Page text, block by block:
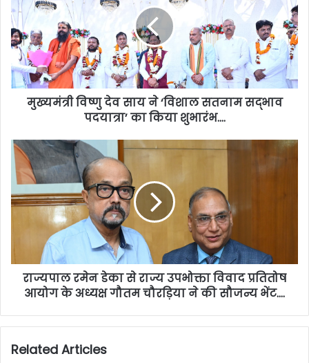
मुख्यमंत्री विष्णु देव साय ने ‘विशाल सतनाम सद्भाव
पदयात्रा’ का किया शुभारंभ….
राज्यपाल रमेन डेका से राज्य उपभोक्ता विवाद प्रतितोष
आयोग के अध्यक्ष गौतम चौरड़िया ने की सौजन्य भेंट….
Related Articles